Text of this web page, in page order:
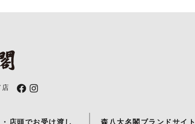
店
・店頭でお受け渡し 森八大名閣ブランドサイト